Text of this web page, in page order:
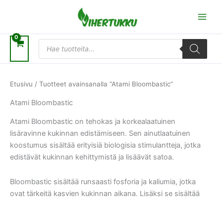
Products
search
Etusivu / Tuotteet avainsanalla “Atami Bloombastic”
Atami Bloombastic
Atami Bloombastic on tehokas ja korkealaatuinen
lisäravinne kukinnan edistämiseen. Sen ainutlaatuinen
koostumus sisältää erityisiä biologisia stimulantteja, jotka
edistävät kukinnan kehittymistä ja lisäävät satoa.
Bloombastic sisältää runsaasti fosforia ja kaliumia, jotka
ovat tärkeitä kasvien kukinnan aikana. Lisäksi se sisältää